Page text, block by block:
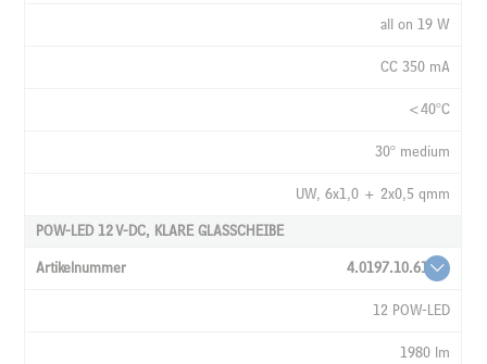
all on 19 W
CC 350 mA
<40°C
30° medium
UW, 6x1,0 + 2x0,5 qmm
POW-LED 12 V-DC, KLARE GLASSCHEIBE
4.0197.10.61
12 POW-LED
1980 lm